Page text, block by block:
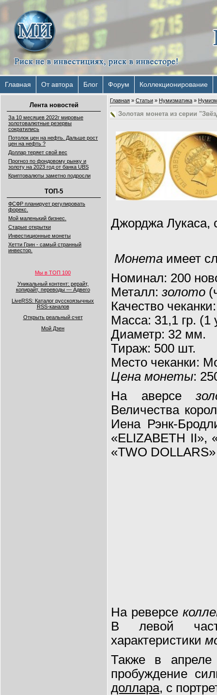
Главная От автора Блог Форум Коллекционирование
Лента новостей
За 10 месяцев 2022г мировые
золотовалютные резервы
сократились
Потолок цен на нефть. Дальше рост
цен на нефть ?
Доллар теряет свой вес
Прогноз по фондовому рынку и
золоту на 2023 год от банка UBS
Криптовалюты заметно подросли
ТОП-5
ФСФР планирует регулировать
форекс.
Мой маленький бизнес.
Старые открытки
Инвестиционные монеты
Хетти Грин - самый странный
инвестор.
Мы в ТОП 100
Уникальный контент: рерайт,
копирайт, переводы — Адвего
LiveRSS: Каталог русскоязычных
RSS-каналов
Открыть реальный счет
Мой Дзен
Главная » Статьи » Нумизматика »
Золотая монета из серии
Джорджа
Монета имеет
Номинал: 200
Металл: золото
Качество
Масса: 31,1 гр. (1
Диаметр: 32 мм.
Тираж: 500 шт.
Место чеканки:
Цена монеты:
На аверсе
Величества
Иена Рэнк-
«ELIZABETH II»,
«TWO
На реверсе
В левой
характеристики
Также в
пробуждение
доллара, с